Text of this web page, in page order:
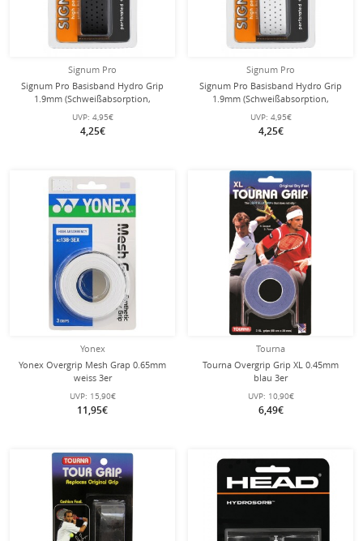
Signum Pro
Signum Pro Basisband Hydro Grip
1.9mm (Schweißabsorption,
perforiert) schwarz - 1 Stück
UVP: 4,95€
4,25€
Signum Pro
Signum Pro Basisband Hydro Grip
1.9mm (Schweißabsorption,
perforiert) weiss - 1 Stück
UVP: 4,95€
4,25€
Yonex
Yonex Overgrip Mesh Grap 0.65mm
weiss 3er
UVP: 15,90€
11,95€
Tourna
Tourna Overgrip Grip XL 0.45mm
blau 3er
UVP: 10,90€
6,49€